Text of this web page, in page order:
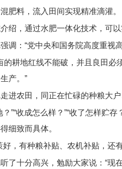
肥料，流入田间实现精准滴灌。
绍，通过水肥一体化技术，可
调：“党中央和国务院高度重视
的耕地红线不能破，并且良田
产。”
进农田，同正在忙碌的种粮大
？”“收成怎么样？”“收了怎样贮
细致而具体。
好，有种粮补贴、农机补贴，还
了十分高兴，勉励大家说：“